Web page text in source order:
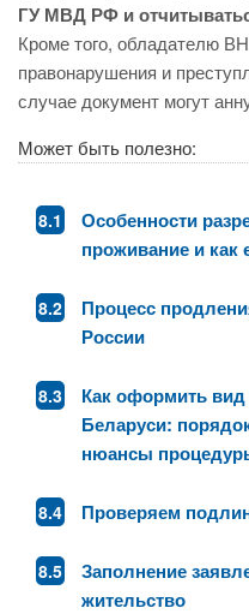
ГУ МВД РФ и
Кроме того, обладателю
правонарушения и
случае документ могут
Может быть полезно:
Особенности
проживание и как
Процесс
России
Как оформить
Беларуси:
нюансы
Проверяем
Заполнение
жительство